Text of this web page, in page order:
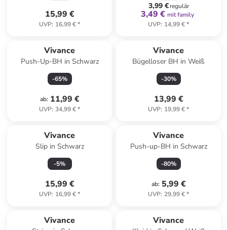
15,99 €
UVP: 16,99 €*
3,99 €regulär
3,49 € mit family
UVP: 14,99 €*
Vivance
Push-Up-BH in Schwarz
-65%
ab: 11,99 €
UVP: 34,99 €*
Vivance
Bügelloser BH in Weiß
-30%
13,99 €
UVP: 19,99 €*
Vivance
Slip in Schwarz
-5%
15,99 €
UVP: 16,99 €*
Vivance
Push-up-BH in Schwarz
-80%
ab: 5,99 €
UVP: 29,99 €*
Vivance Vivance